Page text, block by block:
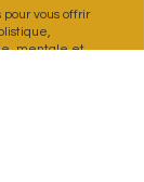
pour vous offrir
,
mentale et